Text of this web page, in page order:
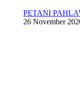
PETANI
26 November